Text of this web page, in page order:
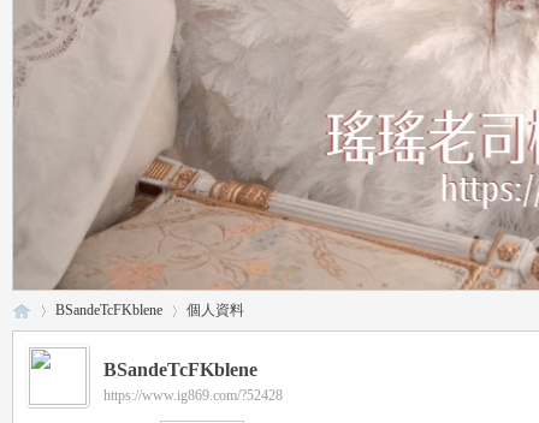
›
BSandeTcFKblene 個人資料
BSandeTcFKblene
https://www.ig869.com/?52428